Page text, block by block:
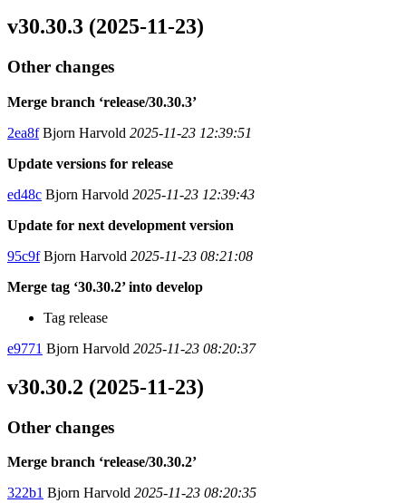
v30.30.3 (2025-11-23)
Other changes
Merge branch ‘release/30.30.3’
2ea8fBjorn Harvold 2025-11-23 12:39:51
Update versions for release
ed48c Bjorn Harvold 2025-11-23 12:39:43
Update for next development version
95c9fBjorn Harvold 2025-11-23 08:21:08
Merge tag ‘30.30.2’ into develop
Tag release
e9771 Bjorn Harvold 2025-11-23 08:20:37
v30.30.2 (2025-11-23)
Other changes
Merge branch ‘release/30.30.2’
322b1 Bjorn Harvold 2025-11-23 08:20:35